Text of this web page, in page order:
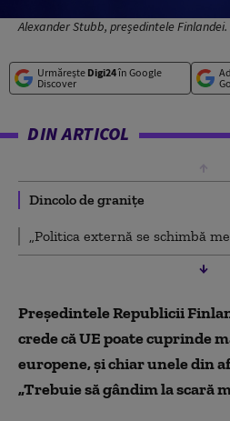
Alexander Stubb, președintele
Urmărește Digi24în Google
Discover
DIN ARTICOL
Dincolo de granițe
„Politica externă se schimbă
Preşedintele Republicii
crede că UE poate cuprinde
europene, și chiar unele din
„Trebuie să gândim la scară